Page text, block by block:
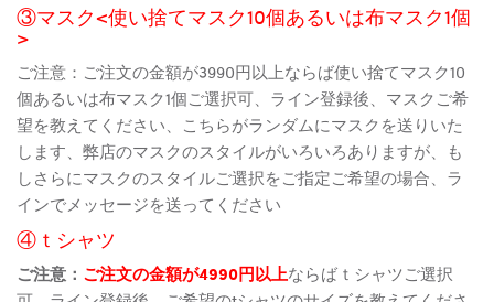
③マスク<使い捨てマスク10個あるいは布マスク1個
>
ご注意：ご注文の金額が3990円以上ならば使い捨てマスク10
個あるいは布マスク1個ご選択可、ライン登録後、マスクご希
望を教えてください、こちらがランダムにマスクを送りいた
します、弊店のマスクのスタイルがいろいろありますが、も
しさらにマスクのスタイルご選択をご指定ご希望の場合、ラ
インでメッセージを送ってください
④ｔシャツ
ご注意： ご注文の金額が4990円以上ならばｔシャツご選択